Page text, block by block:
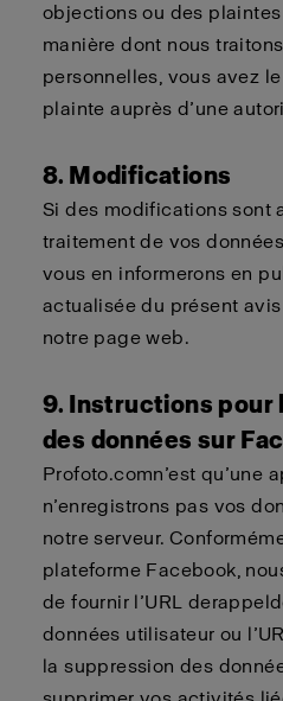
objections ou des
manière dont nous
personnelles, vous avez
plainte auprès d’une
8. Modifications
Si des modifications sont
traitement de vos
vous en informerons en
actualisée du présent
notre page web.
9. Instructions pour
des données sur
Profoto.comn’est qu’une
n’enregistrons pas vos
notre serveur.
plateforme Facebook,
de fournir l’URL derappel
données utilisateur ou
la suppression des